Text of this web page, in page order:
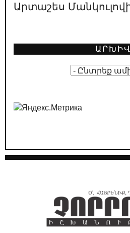
մասին
01.05.2026 /
24.04.2026
Ինչո՞ւ է
Արտաշես
ԱՐԽԻՎ